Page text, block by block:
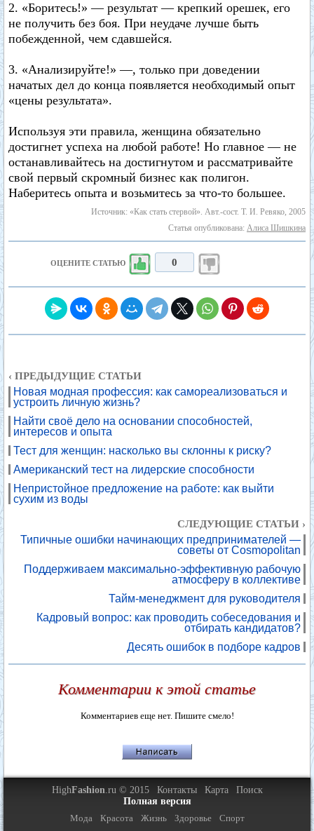
2. «Боритесь!» — результат — крепкий орешек, его
не получить без боя. При неудаче лучше быть
побежденной, чем сдавшейся.
3. «Анализируйте!» —, только при доведении
начатых дел до конца появляется необходимый опыт
«цены результата».
Используя эти правила, женщина обязательно
достигнет успеха на любой работе! Но главное — не
останавливайтесь на достигнутом и рассматривайте
свой первый скромный бизнес как полигон.
Наберитесь опыта и возьмитесь за что-то большее.
Источник: «Как стать стервой». Авт.-сост. Т. И. Ревяко, 2005
Статья опубликована: Алиса Шишкина
ОЦЕНИТЕ СТАТЬЮ 0
‹ ПРЕДЫДУЩИЕ СТАТЬИ
Новая модная профессия: как самореализоваться и
устроить личную жизнь?
Найти своё дело на основании способностей,
интересов и опыта
Тест для женщин: насколько вы склонны к риску?
Американский тест на лидерские способности
Непристойное предложение на работе: как выйти
сухим из воды
СЛЕДУЮЩИЕ СТАТЬИ ›
Типичные ошибки начинающих предпринимателей —
советы от Cosmopolitan
Поддерживаем максимально-эффективную рабочую
атмосферу в коллективе
Тайм-менеджмент для руководителя
Кадровый вопрос: как проводить собеседования и
отбирать кандидатов?
Десять ошибок в подборе кадров
Комментарии к этой статье
Комментариев еще нет. Пишите смело!
HighFashion.ru © 2015 Контакты Карта
Поиск
Полная версия
Мода
Красота Жизнь Здоровье Спорт